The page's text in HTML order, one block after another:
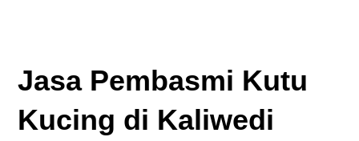
Jasa Pembasmi Kutu
Kucing di Kaliwedi